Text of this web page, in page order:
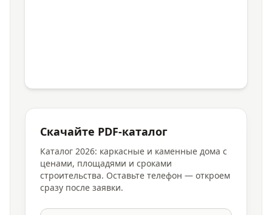
Скачайте PDF-каталог
Каталог 2026: каркасные и каменные дома с
ценами, площадями и сроками
строительства. Оставьте телефон — откроем
сразу после заявки.